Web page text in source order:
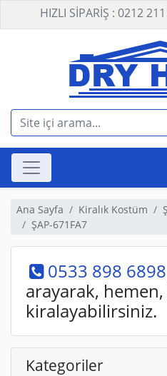
HIZLI SİPARİŞ : 0212
Ana Sayfa Kiralık Kostüm
ŞAP-671FA7
0533 898 6898
arayarak,
kiralayabilirsiniz.
Kategoriler